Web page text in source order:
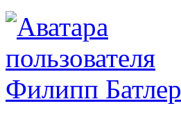
Филипп Батлер